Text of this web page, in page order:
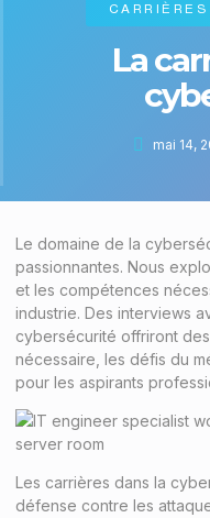
La
mai 14,
Le domaine de la
passionnantes. Nous
et les compétences
industrie. Des interviews
cybersécurité offriront
nécessaire, les défis du
pour les aspirants
Les carrières dans la
défense contre les